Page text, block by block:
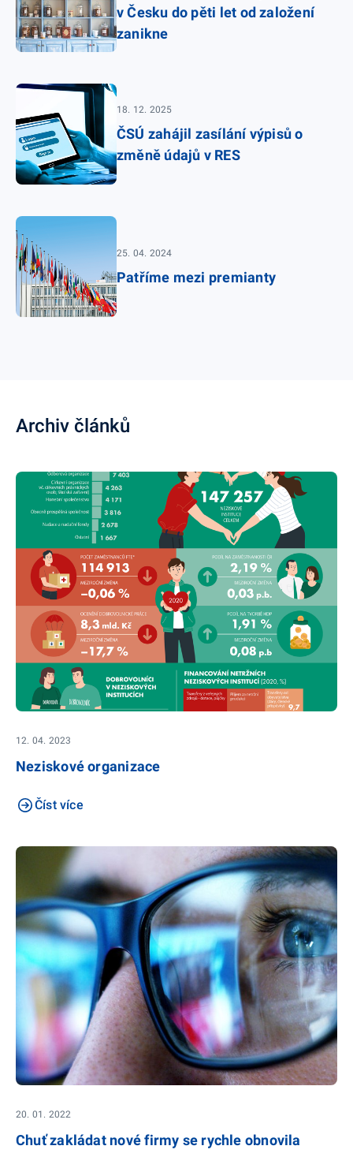
v Česku do pěti let od založení
zanikne
18. 12. 2025
ČSÚ zahájil zasílání výpisů o
změně údajů v RES
25. 04. 2024
Patříme mezi premianty
Archiv článků
12. 04. 2023
Neziskové organizace
Číst více
20. 01. 2022
Chuť zakládat nové firmy se rychle obnovila